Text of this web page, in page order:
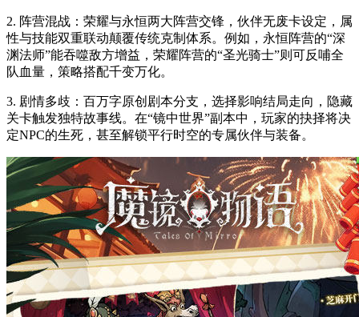
2. 阵营混战：荣耀与永恒两大阵营交锋，伙伴无废卡设定，属
性与技能双重联动颠覆传统克制体系。例如，永恒阵营的“深
渊法师”能吞噬敌方增益，荣耀阵营的“圣光骑士”则可反哺全
队血量，策略搭配千变万化。
3. 剧情多歧：百万字原创剧本分支，选择影响结局走向，隐藏
关卡触发独特故事线。在“镜中世界”副本中，玩家的抉择将决
定NPC的生死，甚至解锁平行时空的专属伙伴与装备。